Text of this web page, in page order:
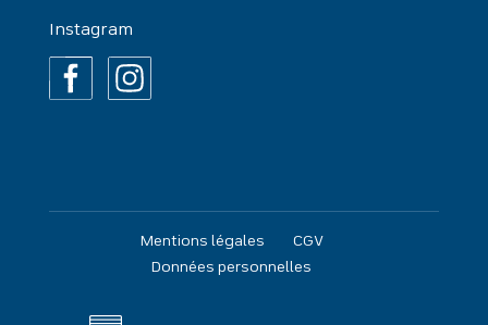
Instagram
Mentions légales
CGV
Données personnelles